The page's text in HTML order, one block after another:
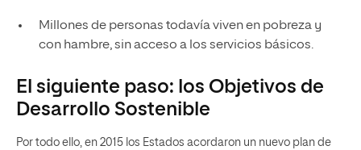
Millones de personas todavía viven en pobreza y
con hambre, sin acceso a los servicios básicos.
El siguiente paso: los Objetivos de
Desarrollo Sostenible
Por todo ello, en 2015 los Estados acordaron un nuevo plan de